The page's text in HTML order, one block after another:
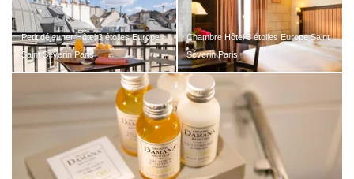
Petit déjeuner Hôtel 3 étoiles Europe
Saint Séverin Paris
Chambre Hôtel 3 étoiles Europe Saint
Séverin Paris